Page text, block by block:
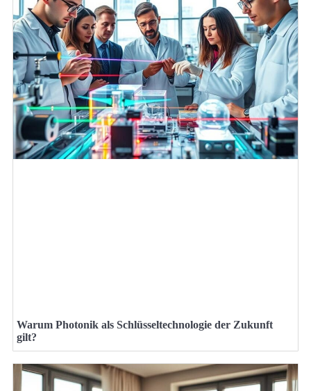
Warum Photonik als Schlüsseltechnologie der Zukunft
gilt?